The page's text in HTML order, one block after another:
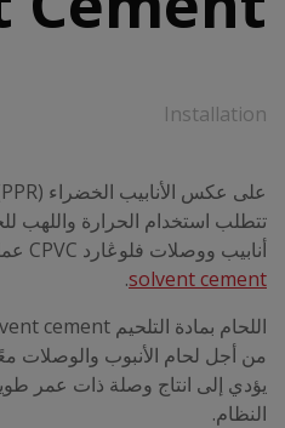
Installation
تتطلب استخدام الحرارة واللهب
أنابيب ووصلات فلوڠارد CPVC عملية تسمى
solvent cement
.
اللحام بمادة التلحيم Solvent cement
من أجل لحام الأنبوب والوصلات
يؤدي إلى انتاج وصلة ذات عمر
النظام.